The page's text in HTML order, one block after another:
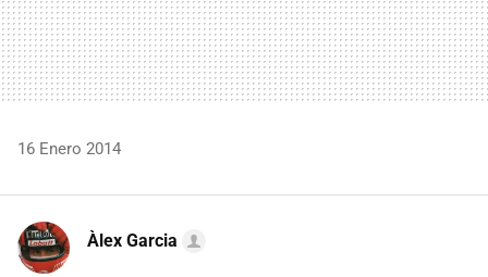
16 Enero 2014
Àlex Garcia